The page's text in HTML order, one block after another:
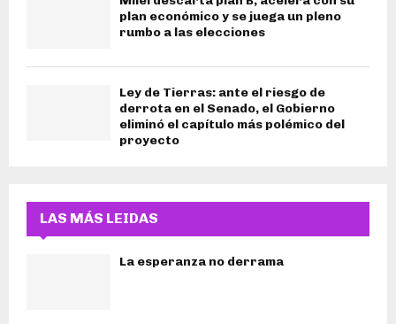
plan económico y se juega un pleno
rumbo a las elecciones
Ley de Tierras: ante el riesgo de
derrota en el Senado, el Gobierno
eliminó el capítulo más polémico del
proyecto
LAS MÁS LEIDAS
La esperanza no derrama